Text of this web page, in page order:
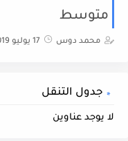
متوسط
محمد دوس 17 يوليو 2019
جدول التنقل
لا يوجد عناوين